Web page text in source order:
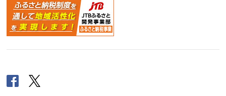
Facebook